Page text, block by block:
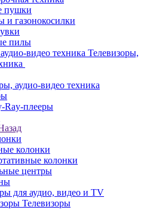
пушки
и газонокосилки
пилы
Телевизоры,
аудио-видео техника
Ray-плееры
колонки
колонки
центры
для аудио, видео и TV
Телевизоры